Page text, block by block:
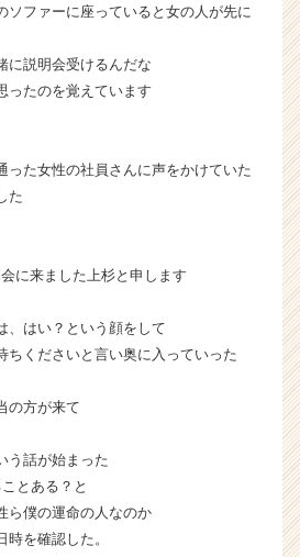
ソファーに座っていると女の人が先に
に説明会受けるんだな
ったのを覚えています
った女性の社員さんに声をかけていた
た
に来ました上杉と申します
、はい？という顔をして
ちくださいと言い奥に入っていった
の方が来て
う話が始まった
とある？と
ら僕の運命の人なのか
を確認した。